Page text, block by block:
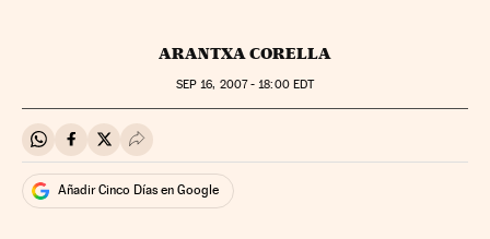
ARANTXA CORELLA
SEP 16, 2007 - 18:00EDT
Compartir en Whatsapp
Compartir en Facebook
Compartir en Twitter
Desplegar Redes Sociales
Añadir Cinco Días en Google